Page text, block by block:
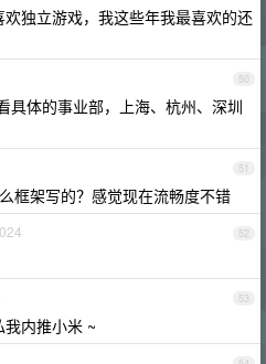
独立游戏，我这些年我最喜欢的还
50
具体的事业部，上海、杭州、深圳
51
框架写的？感觉现在流畅度不错
52
53
内推小米 ~